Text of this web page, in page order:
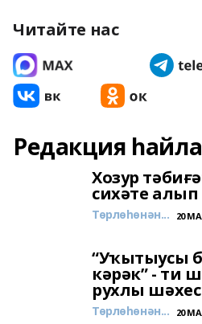
Читайте нас
Редакция
Хозур
сихәте алып
Төрлөһөнән... 20
“Уҡытыусы
кәрәк” - ти
рухлы шәхес
Төрлөһөнән... 20